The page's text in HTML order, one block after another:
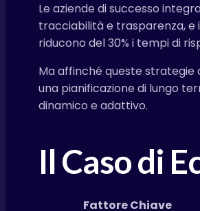
Le aziende di successo
tracciabilità e trasparenza, e
riducono del 30% i tempi di
Ma affinché queste
una pianificazione di lungo
dinamico e adattivo.
Il Caso di
Fattore Chiave